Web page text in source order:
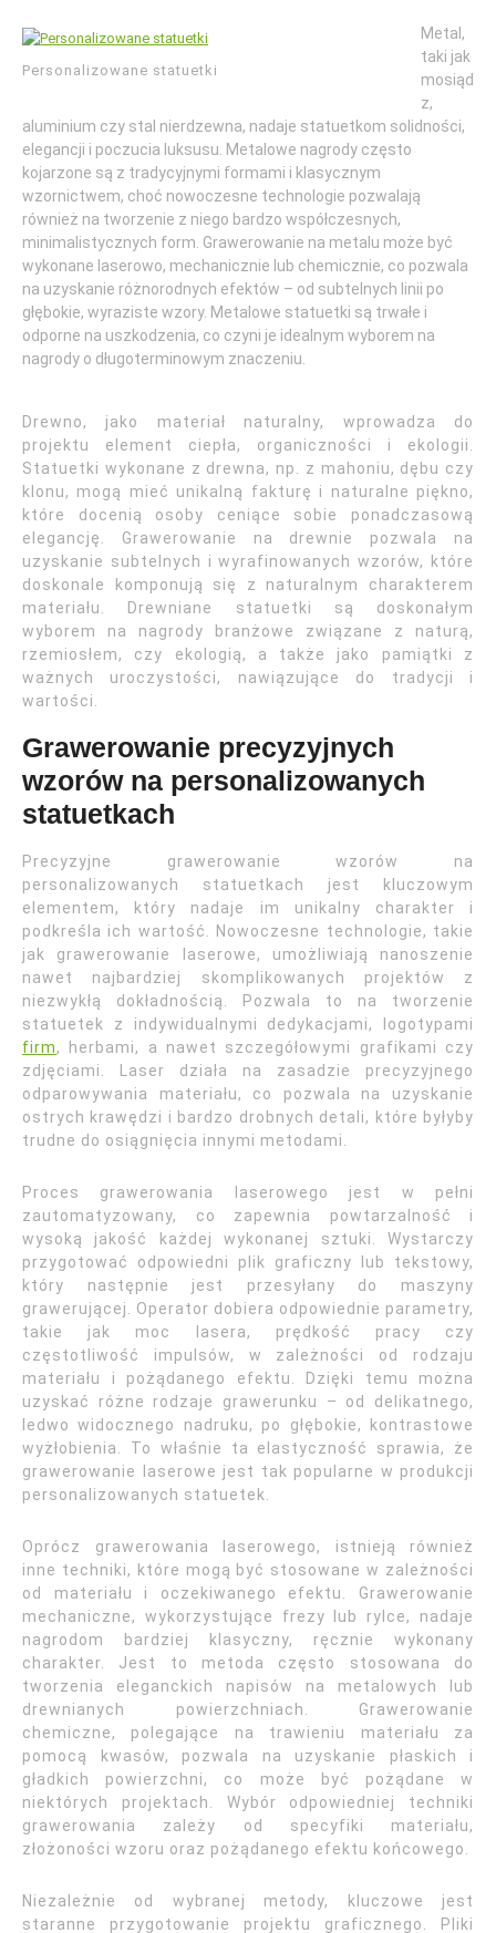
Personalizowane statuetki
Metal,
taki jak
mosiąd
z,
aluminium czy stal nierdzewna, nadaje statuetkom solidności,
elegancji i poczucia luksusu. Metalowe nagrody często
kojarzone są z tradycyjnymi formami i klasycznym
wzornictwem, choć nowoczesne technologie pozwalają
również na tworzenie z niego bardzo współczesnych,
minimalistycznych form. Grawerowanie na metalu może być
wykonane laserowo, mechanicznie lub chemicznie, co pozwala
na uzyskanie różnorodnych efektów – od subtelnych linii po
głębokie, wyraziste wzory. Metalowe statuetki są trwałe i
odporne na uszkodzenia, co czyni je idealnym wyborem na
nagrody o długoterminowym znaczeniu.
Drewno, jako materiał naturalny, wprowadza do
projektu element ciepła, organiczności i ekologii.
Statuetki wykonane z drewna, np. z mahoniu, dębu czy
klonu, mogą mieć unikalną fakturę i naturalne piękno,
które docenią osoby ceniące sobie ponadczasową
elegancję. Grawerowanie na drewnie pozwala na
uzyskanie subtelnych i wyrafinowanych wzorów, które
doskonale komponują się z naturalnym charakterem
materiału. Drewniane statuetki są doskonałym
wyborem na nagrody branżowe związane z naturą,
rzemiosłem, czy ekologią, a także jako pamiątki z
ważnych uroczystości, nawiązujące do tradycji i
wartości.
Grawerowanie precyzyjnych
wzorów na personalizowanych
statuetkach
Precyzyjne grawerowanie wzorów na
personalizowanych statuetkach jest kluczowym
elementem, który nadaje im unikalny charakter i
podkreśla ich wartość. Nowoczesne technologie, takie
jak grawerowanie laserowe, umożliwiają nanoszenie
nawet najbardziej skomplikowanych projektów z
niezwykłą dokładnością. Pozwala to na tworzenie
statuetek z indywidualnymi dedykacjami, logotypami
firm, herbami, a nawet szczegółowymi grafikami czy
zdjęciami. Laser działa na zasadzie precyzyjnego
odparowywania materiału, co pozwala na uzyskanie
ostrych krawędzi i bardzo drobnych detali, które byłyby
trudne do osiągnięcia innymi metodami.
Proces grawerowania laserowego jest w pełni
zautomatyzowany, co zapewnia powtarzalność i
wysoką jakość każdej wykonanej sztuki. Wystarczy
przygotować odpowiedni plik graficzny lub tekstowy,
który następnie jest przesyłany do maszyny
grawerującej. Operator dobiera odpowiednie parametry,
takie jak moc lasera, prędkość pracy czy
częstotliwość impulsów, w zależności od rodzaju
materiału i pożądanego efektu. Dzięki temu można
uzyskać różne rodzaje grawerunku – od delikatnego,
ledwo widocznego nadruku, po głębokie, kontrastowe
wyżłobienia. To właśnie ta elastyczność sprawia, że
grawerowanie laserowe jest tak popularne w produkcji
personalizowanych statuetek.
Oprócz grawerowania laserowego, istnieją również
inne techniki, które mogą być stosowane w zależności
od materiału i oczekiwanego efektu. Grawerowanie
mechaniczne, wykorzystujące frezy lub rylce, nadaje
nagrodom bardziej klasyczny, ręcznie wykonany
charakter. Jest to metoda często stosowana do
tworzenia eleganckich napisów na metalowych lub
drewnianych powierzchniach. Grawerowanie
chemiczne, polegające na trawieniu materiału za
pomocą kwasów, pozwala na uzyskanie płaskich i
gładkich powierzchni, co może być pożądane w
niektórych projektach. Wybór odpowiedniej techniki
grawerowania zależy od specyfiki materiału,
złożoności wzoru oraz pożądanego efektu końcowego.
Niezależnie od wybranej metody, kluczowe jest
staranne przygotowanie projektu graficznego. Pliki